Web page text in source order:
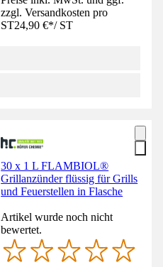
zzgl. Versandkosten pro
ST24,90 €*/ ST
30 x 1 L FLAMBIOL®
Grillanzünder flüssig für Grills
und Feuerstellen in Flasche
Artikel wurde noch nicht
bewertet.